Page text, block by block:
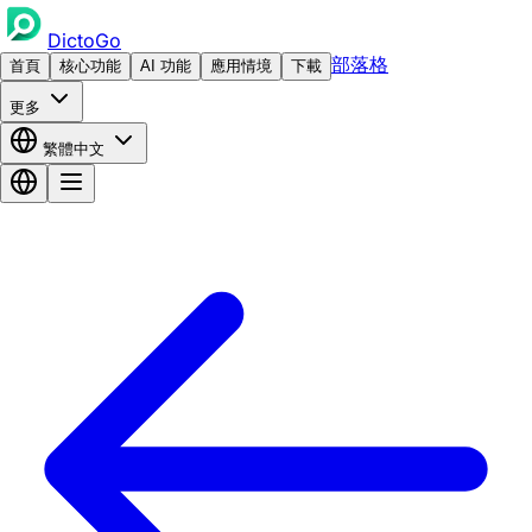
DictoGo
首頁 核心功能 AI 功能 應用情境 下載 部落格
更多
繁體中文